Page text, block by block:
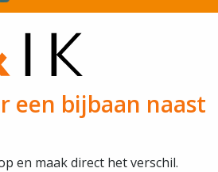
een bijbaan naast
en maak direct het verschil.